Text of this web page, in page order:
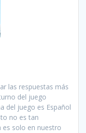
las respuestas más
del juego
del juego es Español
no es tan
solo en nuestro